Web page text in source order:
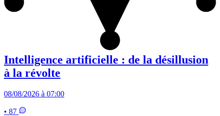
Intelligence artificielle : de la désillusion
à la révolte
08/08/2026 à 07:00
• 87